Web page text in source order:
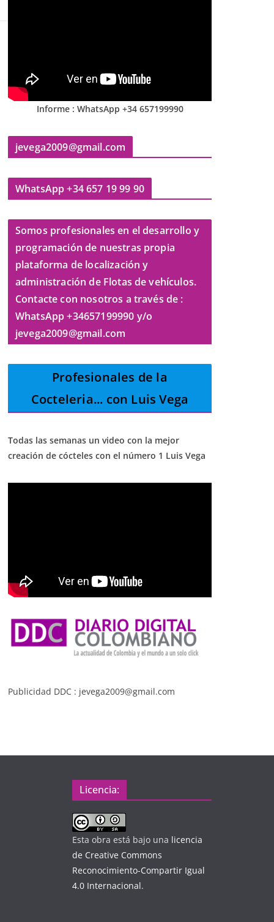
Informe : WhatsApp +34 657199990
jevega2009@gmail.com
WhatsApp +34 657 19 99 90
Somos profesionales en el desarrollo y
programación de nuestras propia
plataforma de localización y
administración de Flotas de vehículos.
Contacte con nosotros a través de :
WhatsApp +34657199990 y/o
jevega2009@gmail.com
Profesionales de la
Cocteleria... con Luis Vega
Todas las semanas un video con la mejor
creación de cócteles con el número 1 Luis Vega
Publicidad DDC : jevega2009@gmail.com
Licencia:
Esta obra está bajo una licencia
de Creative Commons
Reconocimiento-Compartir Igual
4.0 Internacional.